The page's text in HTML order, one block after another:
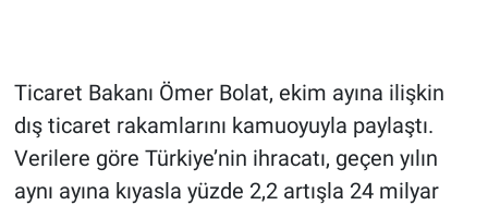
Ticaret Bakanı Ömer Bolat, ekim ayına ilişkin
dış ticaret rakamlarını kamuoyuyla paylaştı.
Verilere göre Türkiye’nin ihracatı, geçen yılın
aynı ayına kıyasla yüzde 2,2 artışla 24 milyar